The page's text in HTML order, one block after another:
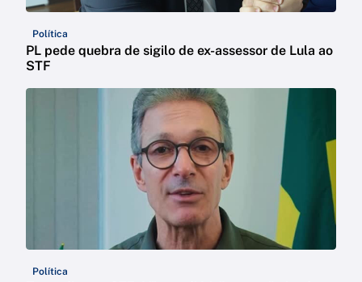
Política
PL pede quebra de sigilo de ex-assessor de Lula ao
STF
Política